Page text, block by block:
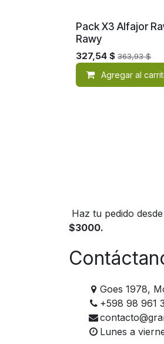
¡Nuevo!
Pack X3 Alfajor
Rawy
327,54 $ 363,93$
Agregar al
Haz tu pedido
$3000.
Goes 1978,
+598 98 961
Lunes a